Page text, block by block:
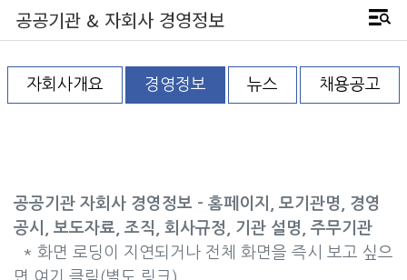
공공기관 & 자회사 경영정보
자회사개요 경영정보 뉴스 채용공고
공공기관 자회사 경영정보 - 홈페이지, 모기관명, 경영
공시, 보도자료, 조직, 회사규정, 기관 설명, 주무기관
* 화면 로딩이 지연되거나 전체 화면을 즉시 보고 싶으